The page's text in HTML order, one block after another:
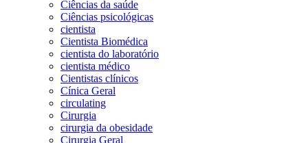
Ciências da saúde
Ciências psicológicas
cientista
Cientista Biomédica
cientista do laboratório
cientista médico
Cientistas clínicos
Cínica Geral
circulating
Cirurgia
cirurgia da obesidade
Cirurgia Geral